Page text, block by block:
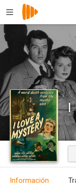
I
Información